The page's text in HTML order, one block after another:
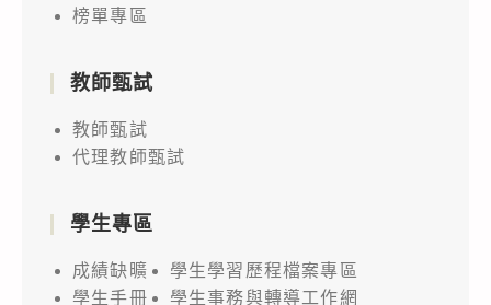
榜單專區
教師甄試
教師甄試
代理教師甄試
學生專區
成績缺曠
學生學習歷程檔案專區
學生手冊
學生事務與轉導工作網